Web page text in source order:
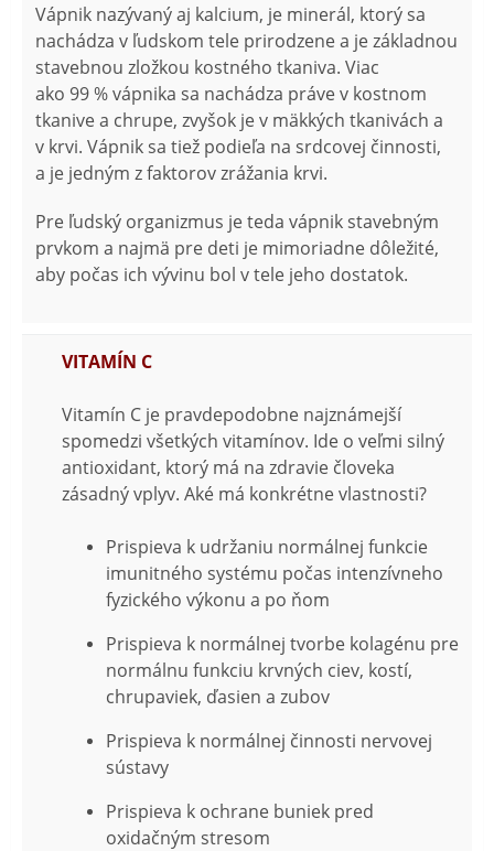
Vápnik nazývaný aj kalcium, je minerál, ktorý sa
nachádza v ľudskom tele prirodzene a je základnou
stavebnou zložkou kostného tkaniva. Viac
ako 99 % vápnika sa nachádza práve v kostnom
tkanive a chrupe, zvyšok je v mäkkých tkanivách a
v krvi. Vápnik sa tiež podieľa na srdcovej činnosti,
a je jedným z faktorov zrážania krvi.
Pre ľudský organizmus je teda vápnik stavebným
prvkom a najmä pre deti je mimoriadne dôležité,
aby počas ich vývinu bol v tele jeho dostatok.
VITAMÍN C
Vitamín C je pravdepodobne najznámejší
spomedzi všetkých vitamínov. Ide o veľmi silný
antioxidant, ktorý má na zdravie človeka
zásadný vplyv. Aké má konkrétne vlastnosti?
Prispieva k udržaniu normálnej funkcie
imunitného systému počas intenzívneho
fyzického výkonu a po ňom
Prispieva k normálnej tvorbe kolagénu pre
normálnu funkciu krvných ciev, kostí,
chrupaviek, ďasien a zubov
Prispieva k normálnej činnosti nervovej
sústavy
Prispieva k ochrane buniek pred
oxidačným stresom